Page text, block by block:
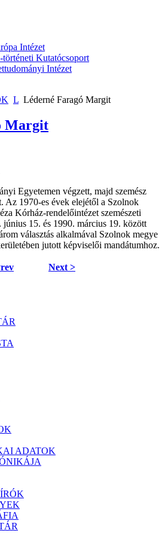
Intézet
Kutatócsoport
Intézet
L Léderné Faragó Margit
Margit
Egyetemen végzett, majd szemész
Az 1970-es évek elejétől a Szolnok
Kórház-rendelőintézet szemészeti
15. és 1990. március 19. között
választás alkalmával Szolnok megye
jutott képviselői mandátumhoz.
Next >
ADATOK